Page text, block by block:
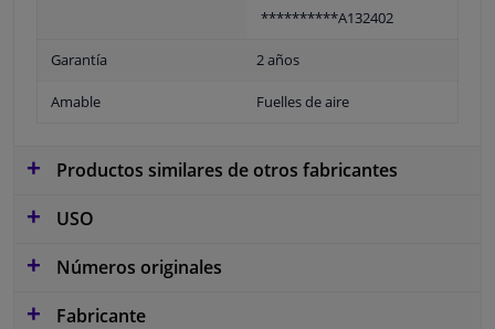
**********A132402
Garantía 2 años
Amable Fuelles de aire
Productos similares de otros fabricantes
USO
Números originales
Fabricante